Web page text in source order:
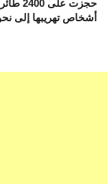
حجزت
أشخاص تهريبها إلى